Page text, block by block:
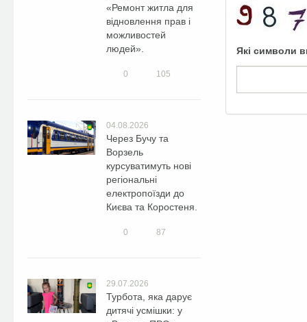
«Ремонт житла для
відновлення прав і
можливостей
людей».
0 105
04.08.2026
Через Бучу та
Ворзель
курсуватимуть нові
регіональні
електропоїзди до
Києва та Коростеня.
0 87
29.07.2026
Турбота, яка дарує
дитячі усмішки: у
Які символи